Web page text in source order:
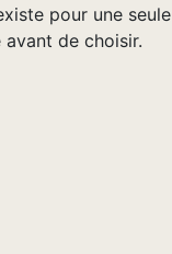
pour une seule
de choisir.